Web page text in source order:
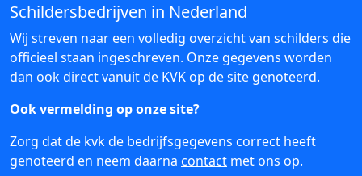
Schildersbedrijven in Nederland
Wij streven naar een volledig overzicht van schilders die
officieel staan ingeschreven. Onze gegevens worden
dan ook direct vanuit de KVK op de site genoteerd.
Ook vermelding op onze site?
Zorg dat de kvk de bedrijfsgegevens correct heeft
genoteerd en neem daarna contact met ons op.